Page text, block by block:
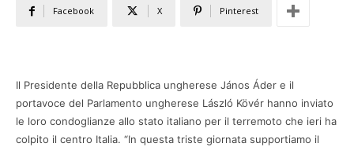
Facebook X Pinterest
Il Presidente della Repubblica ungherese János Áder e il
portavoce del Parlamento ungherese László Kövér hanno inviato
le loro condoglianze allo stato italiano per il terremoto che ieri ha
colpito il centro Italia. “In questa triste giornata supportiamo il